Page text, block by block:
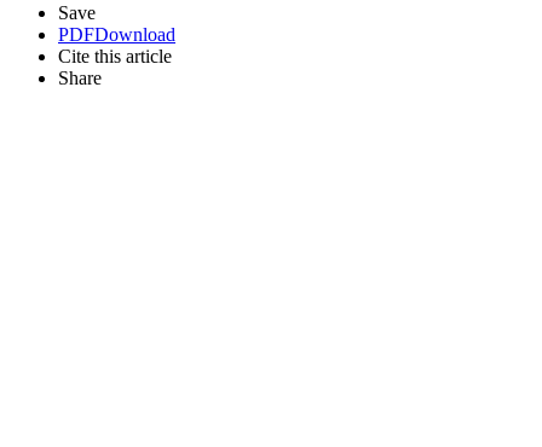
Save
PDFDownload
Cite this article
Share